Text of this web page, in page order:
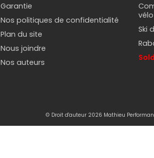
Garantie
Nos politiques de confidentialité
Plan du site
Nous joindre
Nos auteurs
vélo
Ski
© Droit d'auteur 2026 Mathieu